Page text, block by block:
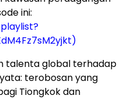
ini:
talenta global terhadap
terobosan yang
Tiongkok dan